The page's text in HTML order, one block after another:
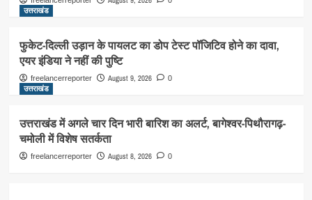
उत्तराखंड
फुकेट-दिल्ली उड़ान के पायलट का डोप टेस्ट पॉजिटिव होने का दावा,
एयर इंडिया ने नहीं की पुष्टि
freelancerreporter August 9, 2026 0
उत्तराखंड
उत्तराखंड में अगले चार दिन भारी बारिश का अलर्ट, बागेश्वर-पिथौरागढ़-
चमोली में विशेष सतर्कता
freelancerreporter August 8, 2026 0